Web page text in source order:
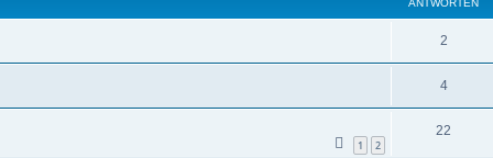
ANTWORTEN
2A
n
w
4A
n
1 2
22